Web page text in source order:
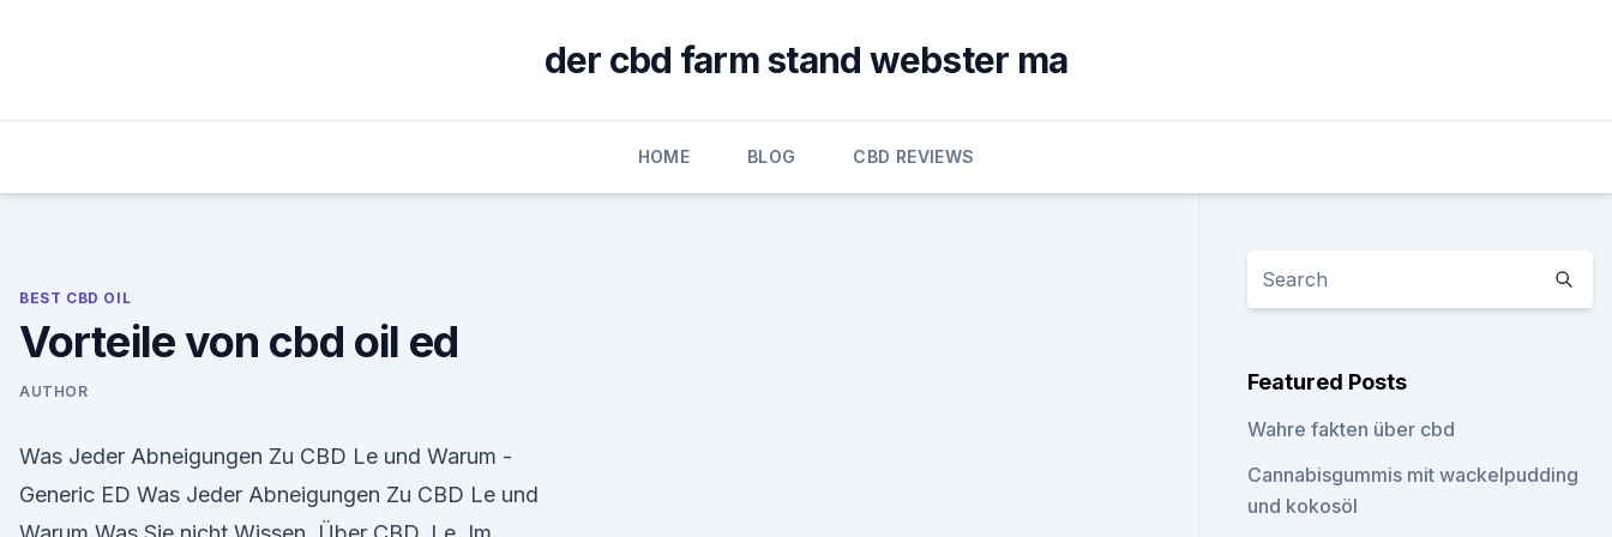
der cbd farm stand webster ma
HOME BLOG CBD REVIEWS
BEST CBD OIL
Vorteile von cbd oil ed
AUTHOR
Was Jeder Abneigungen Zu CBD Le und Warum -
Generic ED Was Jeder Abneigungen Zu CBD Le und
Featured Posts
Wahre fakten über cbd
Cannabisgummis mit wackelpudding
und kokosöl